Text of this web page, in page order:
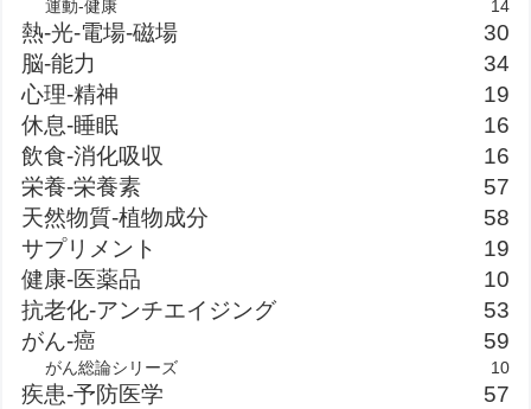
運動-健康 14
熱-光-電場-磁場
30
脳-能力
34
心理-精神
19
休息-睡眠
16
飲食-消化吸収
16
栄養-栄養素
57
天然物質-植物成分
58
サプリメント
19
健康-医薬品
10
抗老化-アンチエイジング
53
がん-癌
59
がん総論シリーズ 10
疾患-予防医学
57